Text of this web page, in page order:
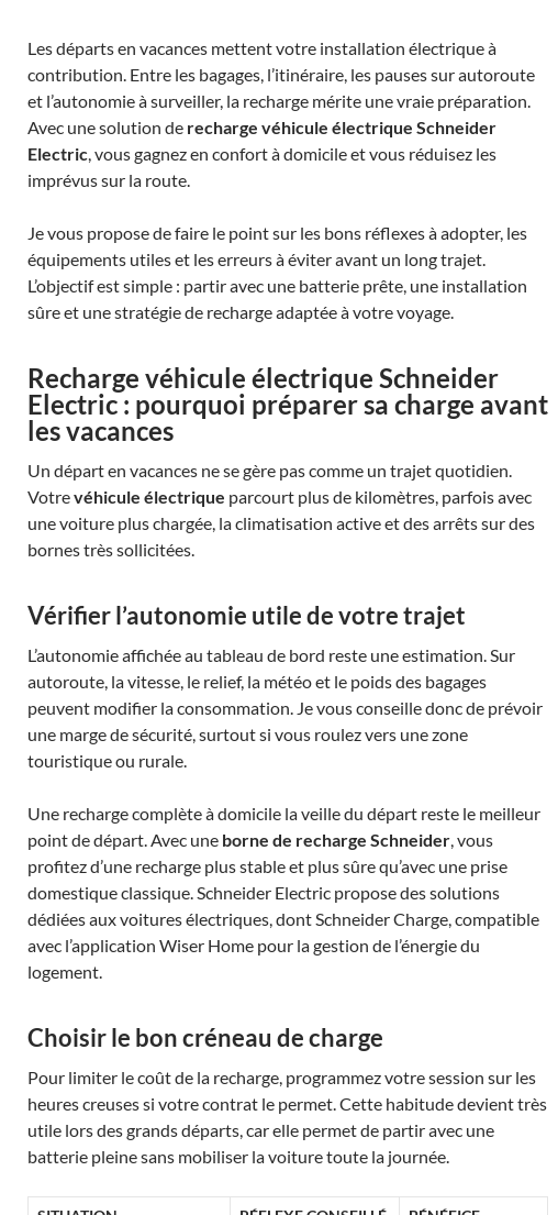
Les départs en vacances mettent votre installation électrique à
contribution. Entre les bagages, l’itinéraire, les pauses sur autoroute
et l’autonomie à surveiller, la recharge mérite une vraie préparation.
Avec une solution de recharge véhicule électrique Schneider
Electric, vous gagnez en confort à domicile et vous réduisez les
imprévus sur la route.
Je vous propose de faire le point sur les bons réflexes à adopter, les
équipements utiles et les erreurs à éviter avant un long trajet.
L’objectif est simple : partir avec une batterie prête, une installation
sûre et une stratégie de recharge adaptée à votre voyage.
Recharge véhicule électrique Schneider
Electric : pourquoi préparer sa charge avant
les vacances
Un départ en vacances ne se gère pas comme un trajet quotidien.
Votrevéhicule électrique parcourt plus de kilomètres, parfois avec
une voiture plus chargée, la climatisation active et des arrêts sur des
bornes très sollicitées.
Vérifier l’autonomie utile de votre trajet
L’autonomie affichée au tableau de bord reste une estimation. Sur
autoroute, la vitesse, le relief, la météo et le poids des bagages
peuvent modifier la consommation. Je vous conseille donc de prévoir
une marge de sécurité, surtout si vous roulez vers une zone
touristique ou rurale.
Une recharge complète à domicile la veille du départ reste le meilleur
point de départ. Avec une borne de recharge Schneider, vous
profitez d’une recharge plus stable et plus sûre qu’avec une prise
domestique classique. Schneider Electric propose des solutions
dédiées aux voitures électriques, dont Schneider Charge, compatible
avec l’application Wiser Home pour la gestion de l’énergie du
logement.
Choisir le bon créneau de charge
Pour limiter le coût de la recharge, programmez votre session sur les
heures creuses si votre contrat le permet. Cette habitude devient très
utile lors des grands départs, car elle permet de partir avec une
batterie pleine sans mobiliser la voiture toute la journée.